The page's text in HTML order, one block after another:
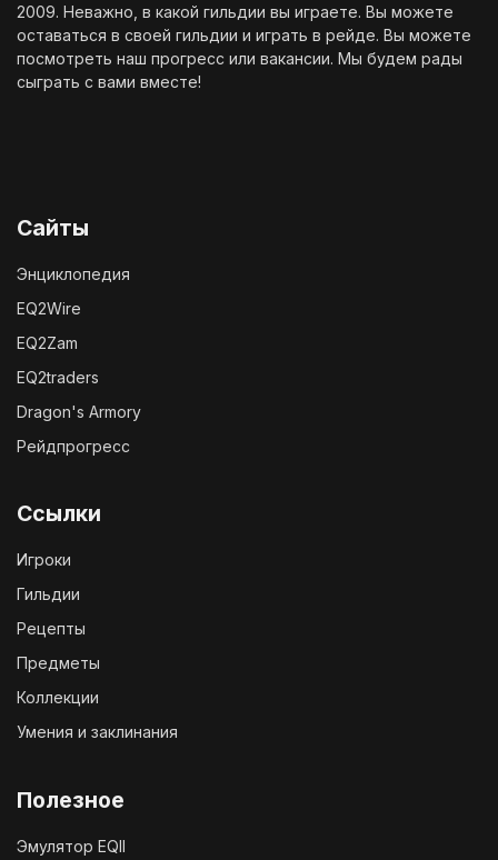
2009. Неважно, в какой гильдии вы играете. Вы можете
оставаться в своей гильдии и играть в рейде. Вы можете
посмотреть наш прогресс или вакансии. Мы будем рады
сыграть с вами вместе!
Сайты
Энциклопедия
EQ2Wire
EQ2Zam
EQ2traders
Dragon's Armory
Рейдпрогресс
Ссылки
Игроки
Гильдии
Рецепты
Предметы
Коллекции
Умения и заклинания
Полезное
Эмулятор EQII